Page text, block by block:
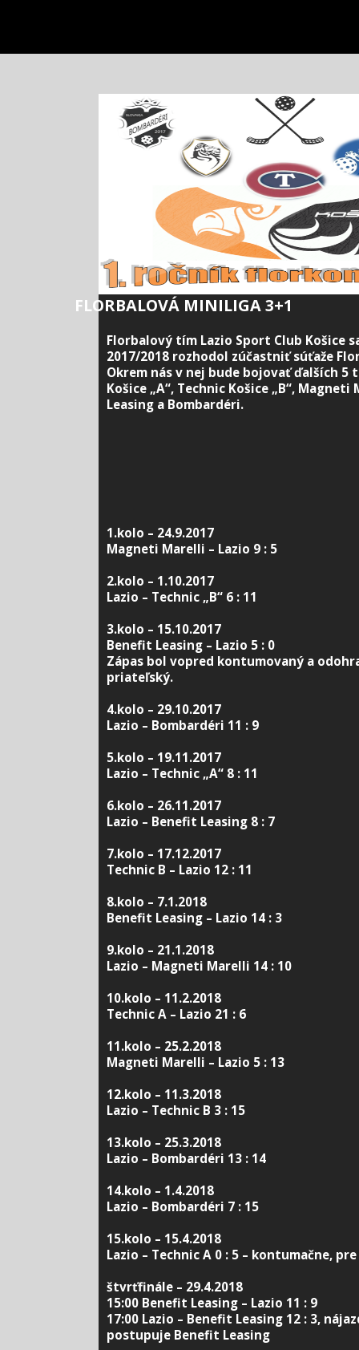
FLORBALOVÁ MINILIGA 3+1
Florbalový tím Lazio Sport Club Košice
2017/2018 rozhodol zúčastniť súťaže
Okrem nás v nej bude bojovať ďalších 5
Košice „A“, Technic Košice „B“,
Leasing a Bombardéri.
1.kolo – 24.9.2017
Magneti Marelli – Lazio 9 : 5
2.kolo – 1.10.2017
Lazio – Technic „B“ 6 : 11
3.kolo – 15.10.2017
Benefit Leasing – Lazio 5 : 0
Zápas bol vopred kontumovaný a
priateľský.
4.kolo – 29.10.2017
Lazio – Bombardéri 11 : 9
5.kolo – 19.11.2017
Lazio – Technic „A“ 8 : 11
6.kolo – 26.11.2017
Lazio – Benefit Leasing 8 : 7
7.kolo – 17.12.2017
Technic B – Lazio 12 : 11
8.kolo – 7.1.2018
Benefit Leasing – Lazio 14 : 3
9.kolo – 21.1.2018
Lazio – Magneti Marelli 14 : 10
10.kolo – 11.2.2018
Technic A – Lazio 21 : 6
11.kolo – 25.2.2018
Magneti Marelli – Lazio 5 : 13
12.kolo – 11.3.2018
Lazio – Technic B 3 : 15
13.kolo – 25.3.2018
Lazio – Bombardéri 13 : 14
14.kolo – 1.4.2018
Lazio – Bombardéri 7 : 15
15.kolo – 15.4.2018
Lazio – Technic A 0 : 5 – kontumačne,
štvrťfinále – 29.4.2018
15:00 Benefit Leasing – Lazio 11 : 9
17:00 Lazio – Benefit Leasing 12 : 3,
postupuje Benefit Leasing